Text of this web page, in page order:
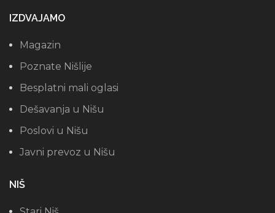
IZDVAJAMO
Magazin
Poznate Nišlije
Besplatni mali oglasi
Dešavanja u Nišu
Poslovi u Nišu
Javni prevoz u Nišu
NIŠ